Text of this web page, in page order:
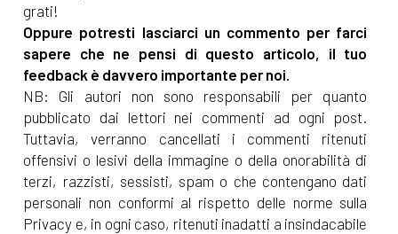
grati!
Oppure potresti lasciarci un commento per farci
sapere che ne pensi di questo articolo, il tuo
feedback è davvero importante per noi.
NB: Gli autori non sono responsabili per quanto
pubblicato dai lettori nei commenti ad ogni post.
Tuttavia, verranno cancellati i commenti ritenuti
offensivi o lesivi della immagine o della onorabilità di
terzi, razzisti, sessisti, spam o che contengano dati
personali non conformi al rispetto delle norme sulla
Privacy e, in ogni caso, ritenuti inadatti a insindacabile